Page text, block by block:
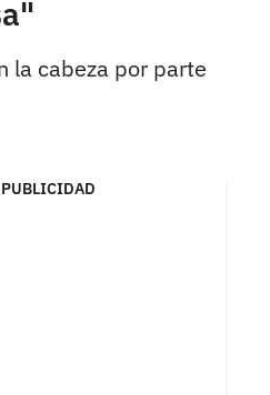
la cabeza por parte
PUBLICIDAD